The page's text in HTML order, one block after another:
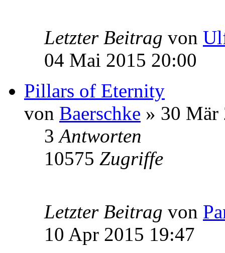
Letzter Beitrag von
04 Mai 2015 20:00
Pillars of Eternity
von Baerschke » 30 Mär
3Antworten
10575 Zugriffe
Letzter Beitrag von
10 Apr 2015 19:47